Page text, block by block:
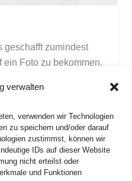
verwalten
verwenden wir Technologien
zu speichern und/oder darauf
zustimmst, können wir
IDs auf dieser Website
nicht erteilst oder
und Funktionen
geschafft zumindest
Foto zu bekommen.
so lange